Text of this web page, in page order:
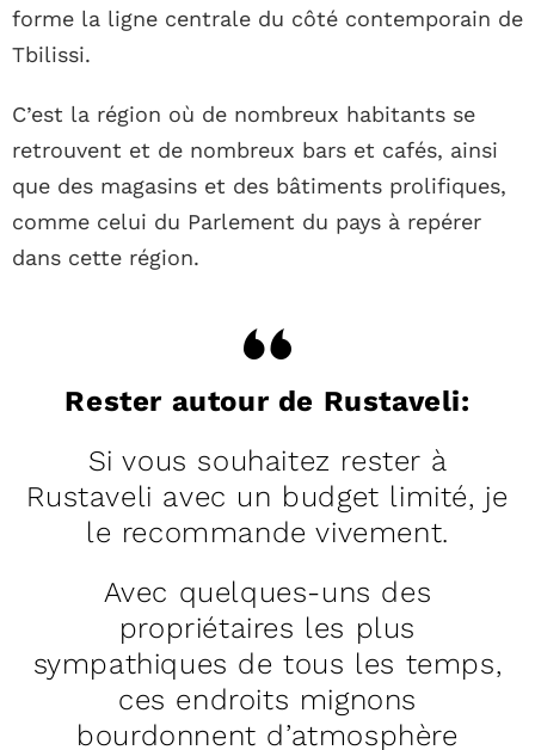
forme la ligne centrale du côté contemporain de
Tbilissi.
C’est la région où de nombreux habitants se
retrouvent et de nombreux bars et cafés, ainsi
que des magasins et des bâtiments prolifiques,
comme celui du Parlement du pays à repérer
dans cette région.
Rester autour de Rustaveli:
Si vous souhaitez rester à
Rustaveli avec un budget limité, je
le recommande vivement.
Avec quelques-uns des
propriétaires les plus
sympathiques de tous les temps,
ces endroits mignons
bourdonnent d’atmosphère